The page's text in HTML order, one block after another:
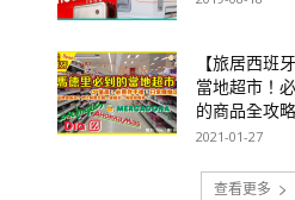
【旅居西班
當地超市！
的商品全攻略
2021-01-27
查看更多